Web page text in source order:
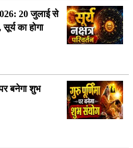
20 जुलाई से
का होगा
बनेगा शुभ